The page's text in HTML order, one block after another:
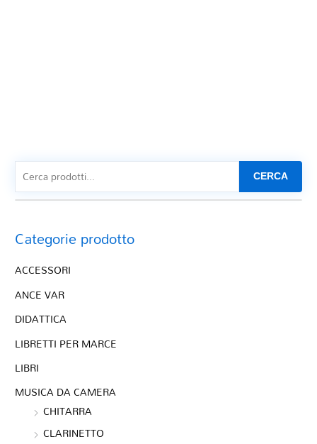
CERCA
Categorie prodotto
ACCESSORI
ANCE VAR
DIDATTICA
LIBRETTI PER MARCE
LIBRI
MUSICA DA CAMERA
CHITARRA
CLARINETTO